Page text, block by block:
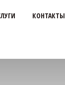
КОНТАКТЫ